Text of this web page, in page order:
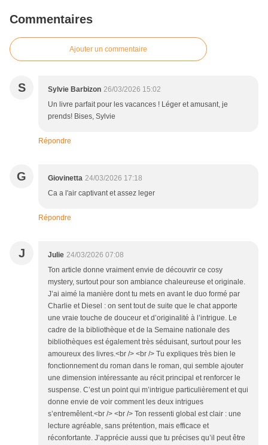
Commentaires
Ajouter un commentaire
S Sylvie Barbizon 26/03/2026 15:02
Un livre parfait pour les vacances ! Léger et amusant, je
prends! Bises, Sylvie
Répondre
G Giovinetta 24/03/2026 17:18
Ca a l'air captivant et assez leger
Répondre
J Julie 24/03/2026 07:08
Ton article donne vraiment envie de découvrir ce cosy
mystery, surtout pour son ambiance chaleureuse et originale.
J’ai aimé la manière dont tu mets en avant le duo formé par
Charlie et Diesel : on sent tout de suite que le chat apporte
une vraie touche de douceur et d’originalité à l’intrigue. Le
cadre de la bibliothèque et de la Semaine nationale des
bibliothèques est également très séduisant, surtout pour les
amoureux des livres.<br /> <br /> Tu expliques très bien le
fonctionnement du roman dans le roman, qui semble ajouter
une dimension intéressante au récit principal et renforcer le
suspense. C’est un point qui m’intrigue particulièrement et qui
donne envie de voir comment les deux intrigues
s’entremêlent.<br /> <br /> Ton ressenti global est clair : une
lecture agréable, sans prétention, mais efficace et
réconfortante. J’apprécie aussi que tu précises qu’il peut être